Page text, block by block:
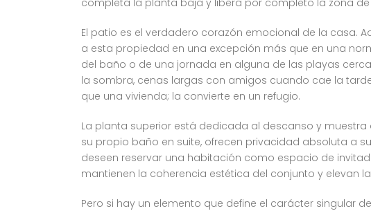
El patio es el verdadero corazón emocional de la casa.
a esta propiedad en una excepción más que en una
del baño o de una jornada en alguna de las playas
la sombra, cenas largas con amigos cuando cae la
que una vivienda; la convierte en un refugio.
La planta superior está dedicada al descanso y
su propio baño en suite, ofrecen privacidad absoluta a
deseen reservar una habitación como espacio de
mantienen la coherencia estética del conjunto y elevan
Pero si hay un elemento que define el carácter singular